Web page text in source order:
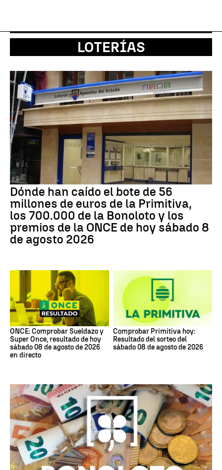
LOTERÍAS
Dónde han caído el bote de 56
millones de euros de la Primitiva,
los 700.000 de la Bonoloto y los
premios de la ONCE de hoy sábado 8
de agosto 2026
ONCE: Comprobar Sueldazo y
Super Once, resultado de hoy
sábado 08 de agosto de 2026
en directo
Comprobar Primitiva hoy:
Resultado del sorteo del
sábado 08 de agosto de 2026